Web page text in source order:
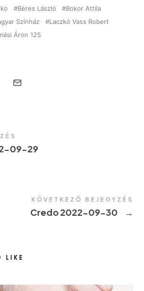
Béres László
Bokor Attila
Színház
Laczkó Vass Robert
Áron 125
09-29
KÖVETKEZŐ BEJEGYZÉS
Credo 2022-09-30 →
LIKE